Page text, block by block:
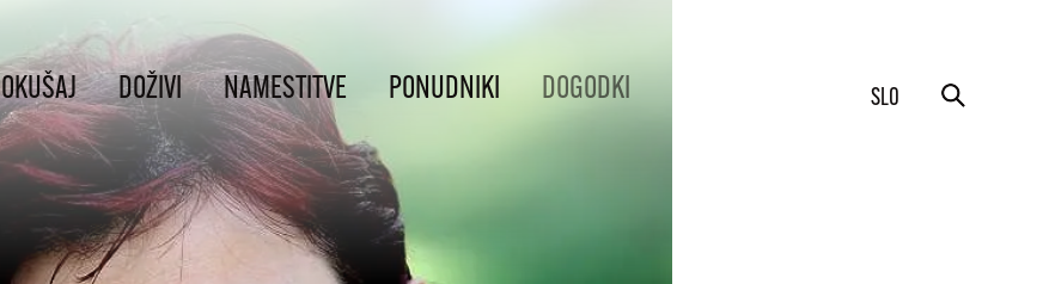
SLO
OKUŠAJ DOŽIVI NAMESTITVE PONUDNIKI DOGODKI